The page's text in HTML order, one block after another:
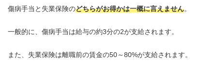
傷病手当と失業保険のどちらがお得かは一概に言えません。
一般的に、傷病手当は給与の約3分の2が支給されます。
また、失業保険は離職前の賃金の50～80%が支給されます。